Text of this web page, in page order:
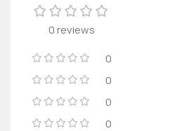
0 reviews
0
0
0
0